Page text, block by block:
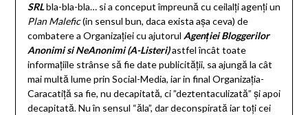
SRLbla-bla-bla… si a conceput împreună cu ceilalți agenți un
Plan Malefic(in sensul bun, daca exista așa ceva) de
combatere a Organizației cu ajutorul Agenției Bloggerilor
Anonimi si NeAnonimi (A-Listeri)astfel încât toate
informațiile strânse să fie date publicității, sa ajungă la cât
mai multă lume prin Social-Media, iar in final Organizația-
Caracatiță sa fie, nu decapitată, ci ”deztentaculizată” și apoi
decapitată. Nu în sensul “ăla”, dar deconspirată iar toți cei